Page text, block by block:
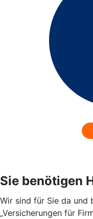
Sie benötigen
Wir sind für Sie da und
„Versicherungen für